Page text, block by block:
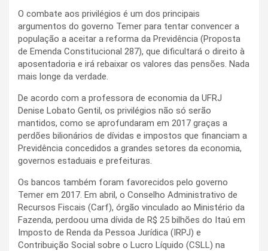
O combate aos privilégios é um dos principais
argumentos do governo Temer para tentar convencer a
população a aceitar a reforma da Previdência (Proposta
de Emenda Constitucional 287), que dificultará o direito à
aposentadoria e irá rebaixar os valores das pensões. Nada
mais longe da verdade.
De acordo com a professora de economia da UFRJ
Denise Lobato Gentil, os privilégios não só serão
mantidos, como se aprofundaram em 2017 graças a
perdões bilionários de dívidas e impostos que financiam a
Previdência concedidos a grandes setores da economia,
governos estaduais e prefeituras.
Os bancos também foram favorecidos pelo governo
Temer em 2017. Em abril, o Conselho Administrativo de
Recursos Fiscais (Carf), órgão vinculado ao Ministério da
Fazenda, perdoou uma dívida de R$ 25 bilhões do Itaú em
Imposto de Renda da Pessoa Jurídica (IRPJ) e
Contribuição Social sobre o Lucro Líquido (CSLL) na